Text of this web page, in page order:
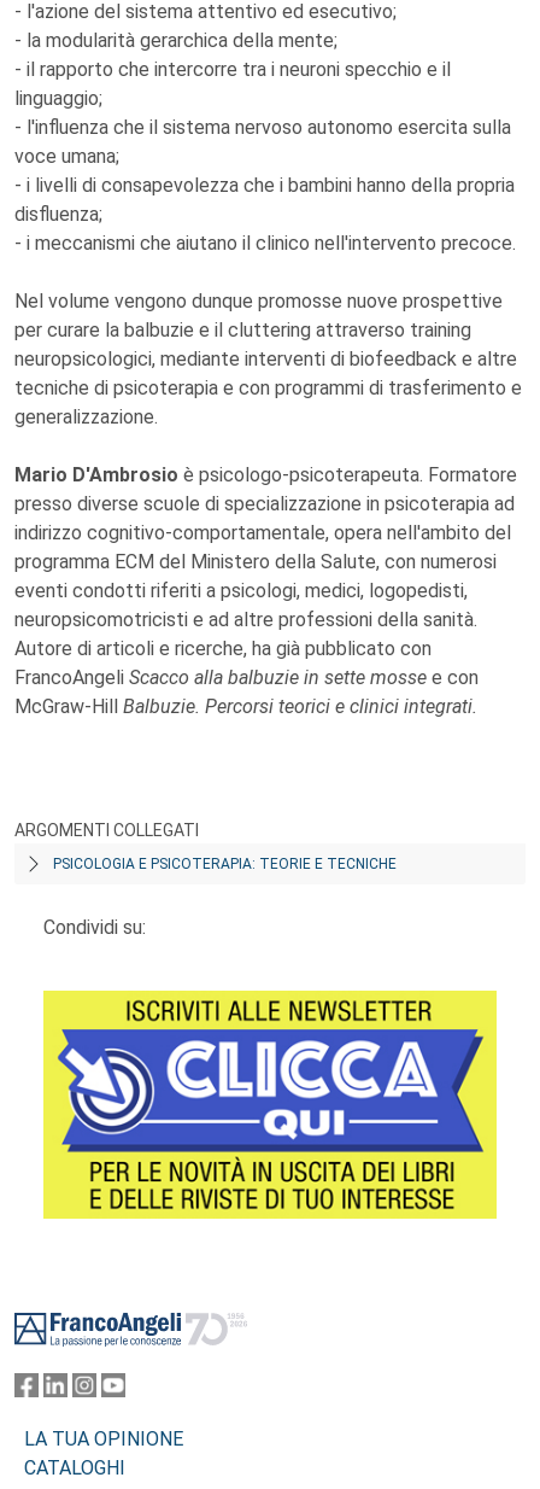
- l'azione del sistema attentivo ed esecutivo;
- la modularità gerarchica della mente;
- il rapporto che intercorre tra i neuroni specchio e il
linguaggio;
- l'influenza che il sistema nervoso autonomo esercita sulla
voce umana;
- i livelli di consapevolezza che i bambini hanno della propria
disfluenza;
- i meccanismi che aiutano il clinico nell'intervento precoce.
Nel volume vengono dunque promosse nuove prospettive
per curare la balbuzie e il cluttering attraverso training
neuropsicologici, mediante interventi di biofeedback e altre
tecniche di psicoterapia e con programmi di trasferimento e
generalizzazione.
Mario D'Ambrosio è psicologo-psicoterapeuta. Formatore
presso diverse scuole di specializzazione in psicoterapia ad
indirizzo cognitivo-comportamentale, opera nell'ambito del
programma ECM del Ministero della Salute, con numerosi
eventi condotti riferiti a psicologi, medici, logopedisti,
neuropsicomotricisti e ad altre professioni della sanità.
Autore di articoli e ricerche, ha già pubblicato con
FrancoAngeli Scacco alla balbuzie in sette mosse e con
McGraw-Hill Balbuzie. Percorsi teorici e clinici integrati.
ARGOMENTI COLLEGATI
PSICOLOGIA E PSICOTERAPIA: TEORIE E TECNICHE
Condividi su:
LA TUA OPINIONE
CATALOGHI